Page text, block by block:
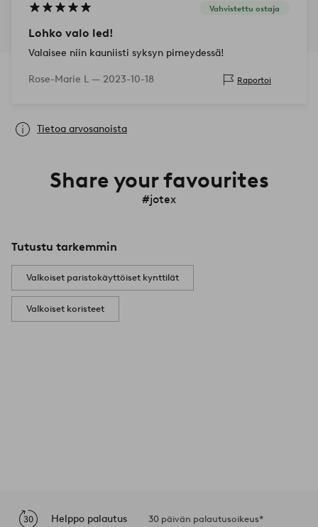
Vahvistettu ostaja
Lohko valo led!
Valaisee niin kauniisti syksyn pimeydessä!
Rose-Marie L — 2023-10-18 Raportoi
Tietoa arvosanoista
Share your favourites
#jotex
Tutustu tarkemmin
Valkoiset paristokäyttöiset kynttilät
Valkoiset koristeet
Helppo palautus 30 päivän palautusoikeus*